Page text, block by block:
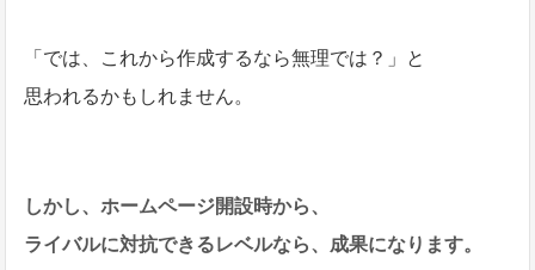
「では、これから作成するなら無理では？」と
思われるかもしれません。
しかし、ホームページ開設時から、
ライバルに対抗できるレベルなら、成果になります。